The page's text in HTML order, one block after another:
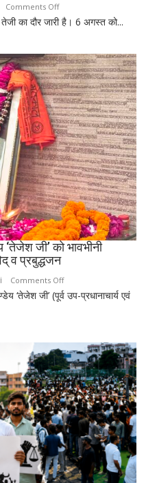
Comments Offon
सोना-
फिर
चमके:
6
दिन
में
सोना
₹5,501
महंगा,
10
ग्राम
का
भाव
₹1.48
लाख
पहुंचा
का दौर जारी है। 6 अगस्त को...
जी’ को भावभीनी
व प्रबुद्धजन
Comments Offon
पुण्यतिथि
तेज
नारायण
पाण्डेय
‘तेजेश
जी’
को
भावभीनी
श्रद्धांजलि,
बड़ी
संख्या
‘तेजेश जी’ (पूर्व उप-प्रधानाचार्य एवं